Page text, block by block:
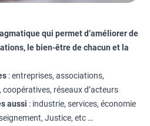
qui permet d’améliorer de
le bien-être de chacun et la
: entreprises, associations,
réseaux d’acteurs
aussi : industrie, services, économie
Justice, etc …